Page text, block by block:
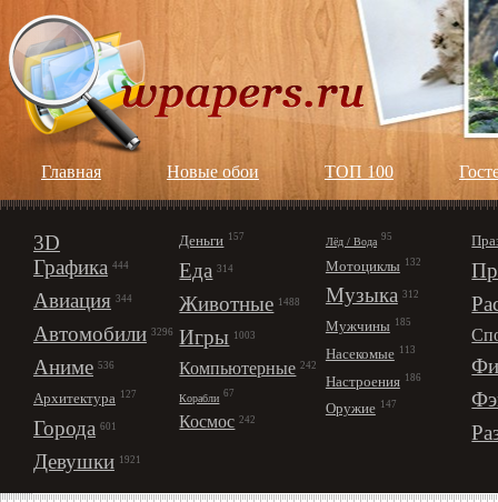
Главная Новые обои ТОП 100
3D
Графика 444
Авиация 344
Автомобили 3296
Аниме 536
Архитектура 127
Города 601
Девушки 1921
Деньги 157
Еда 314
Животные 1488
Игры 1003
Компьютерные 242
Корабли 67
Космос 242
Лёд / Вода 95
Мотоциклы 132
Музыка 312
Мужчины 185
Насекомые 113
Настроения 186
Оружие 147